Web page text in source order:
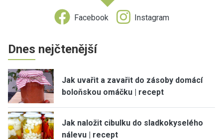
Facebook Instagram
Dnes nejčtenější
Jak uvařit a zavařit do zásoby domácí
boloňskou omáčku | recept
Jak naložit cibulku do sladkokyselého
nálevu | recept